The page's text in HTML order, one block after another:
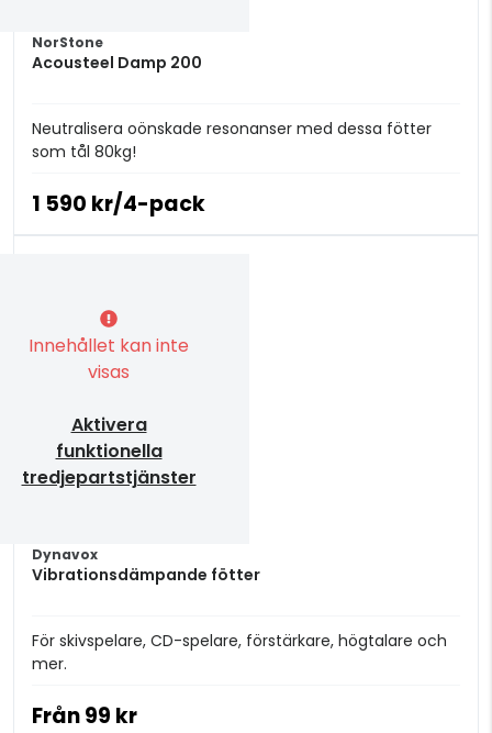
NorStone
Acousteel Damp 200
Neutralisera oönskade resonanser med dessa fötter
som tål 80kg!
1 590 kr/4-pack
Innehållet kan inte
visas
Aktivera
funktionella
tredjepartstjänster
Dynavox
Vibrationsdämpande fötter
För skivspelare, CD-spelare, förstärkare, högtalare och
mer.
Från99 kr